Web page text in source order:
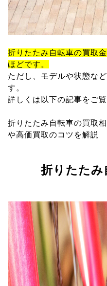
折りたたみ自転車の買取
ほどです。
ただし、モデルや状態な
す。
詳しくは以下の記事をご覧
折りたたみ自転車の買取
や高価買取のコツを解説
折りたたみ